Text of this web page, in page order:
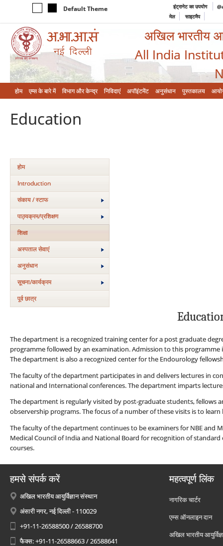
Default Theme इंट्रानेट का उपयोग
मेल
साइटमैप
अखिल भारतीय
All India
होम एम्‍स के बारे में विभाग और केन्‍द्र निविदाएं अपॉइंटमेंट अनुसंधान पुस्तकालय
Education
होम
Introduction
संकाय / स्टाफ
पाठ्यक्रम/प्रशिक्षण
शिक्षा
अस्‍पताल सेवाएं
अनुसंधान
सूचना/कार्यक्रम
पूर्व छात्र
The department is a recognized training center for a post graduate
programme followed by an examination. Admission to this
The department is also a recognized center for the Endourology
The faculty of the department participates in and delivers lectures in
national and International conferences. The department imparts
The department is regularly visited by post-graduate students, fellows
observership programs. The focus of a number of these visits is to
The faculty of the department continues to be examiners for NBE and
Medical Council of India and National Board for recognition of
courses.
हमसे संपर्क करें
अखिल भारतीय आयुर्विज्ञान संस्थान
अंसारी नगर, नई दिल्ली - 110029
+91-11-26588500 / 26588700
फैक्स: +91-11-26588663 / 26588641
महत्वपूर्ण लिंक
नागरिक चार्टर
एम्स ऑनलाइन दान
अखिल भारतीय